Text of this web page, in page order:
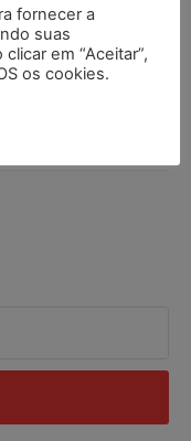
de trabalho
investigado na
fornecer a
suas
em “Aceitar”,
os cookies.